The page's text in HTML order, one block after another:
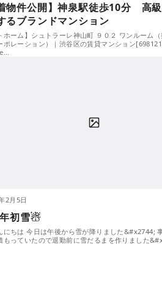
着物件公開】神泉駅徒歩10分 高
るブランドマンション
ホーム】シュトラーレ神山町 ９０２ ワンルーム
ポレーション）｜渋谷区の賃貸マンション
2月5日
初雪☃
にちは 今日は午後から雪が降りました&#x2744;
もっていたので退勤前に雪だるまを作りました